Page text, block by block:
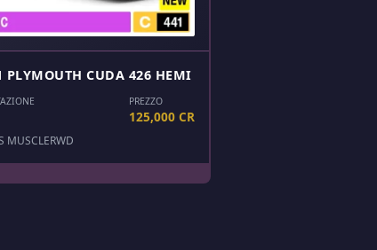
PLYMOUTH CUDA 426 HEMI
PREZZO
125,000 CR
MUSCLERWD